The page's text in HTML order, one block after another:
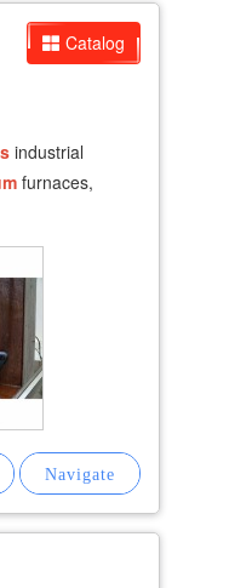
Catalog
industrial
furnaces,